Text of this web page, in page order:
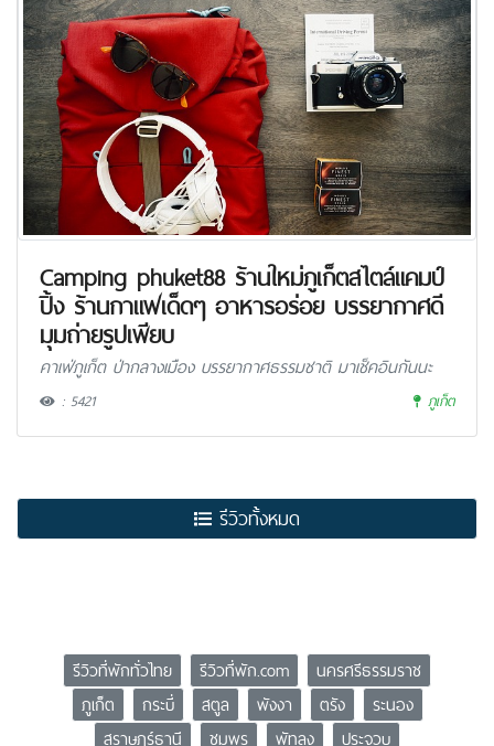
Camping phuket88 ร้านใหม่ภูเก็ตสไตล์แคมป์
ปิ้ง ร้านกาแฟเด็ดๆ อาหารอร่อย บรรยากาศดี
มุมถ่ายรูปเพียบ
คาเฟ่ภูเก็ต ป่ากลางเมือง บรรยากาศธรรมชาติ มาเช็คอินกันนะ
: 5421 ภูเก็ต
รีวิวทั้งหมด
รีวิวที่พักทั่วไทย รีวิวที่พัก.com
นครศรีธรรมราช
ภูเก็ต
กระบี่ สตูล พังงา ตรัง
ระนอง
สุราษฎร์ธานี
ชุมพร พัทลุง ประจวบ